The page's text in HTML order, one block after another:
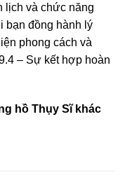
lịch và chức năng
bạn đồng hành lý
phong cách và
– Sự kết hợp hoàn
hồ Thụy Sĩkhác